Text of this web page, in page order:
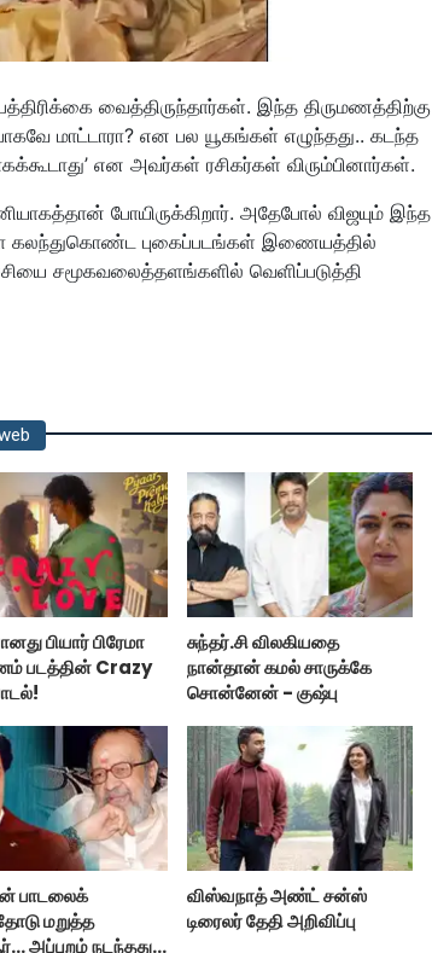
வைத்திருந்தார்கள். இந்த திருமணத்திற்கு
மாட்டாரா? என பல யூகங்கள் எழுந்தது.. கடந்த
என அவர்கள் ரசிகர்கள் விரும்பினார்கள்.
போயிருக்கிறார். அதேபோல் விஜயும் இந்த
கலந்துகொண்ட புகைப்படங்கள் இணையத்தில்
சமூகவலைத்தளங்களில் வெளிப்படுத்தி
பியார் பிரேமா
படத்தின் Crazy
சுந்தர்.சி விலகியதை
நான்தான் கமல் சாருக்கே
சொன்னேன் - குஷ்பு
பாடலைக்
மறுத்த
அப்புறம் நடந்தது
விஸ்வநாத் அண்ட் சன்ஸ்
டிரைலர் தேதி அறிவிப்பு